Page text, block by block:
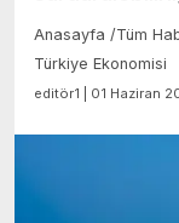
Anasayfa /Tüm
Türkiye Ekonomisi
editör1 | 01 Haziran